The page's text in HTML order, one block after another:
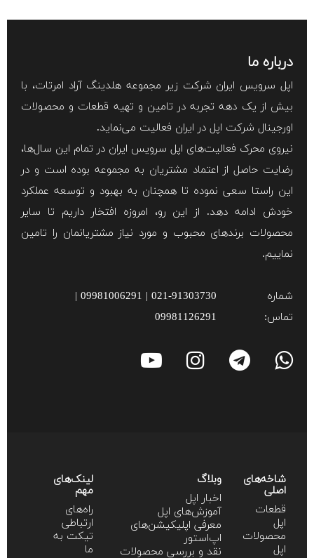
درباره ما
اپل سرویس ایران شرکت زیر مجموعه هلدینگ آراد امرتات، با
بیش از یک دهه تجربه در تامین و تهیه قطعات و محصولات
اورجینال شرکت اپل در ایران فعالیت می‌نماید.
نیروی محرک فعالیت‌های اپل سرویس ایران در تمام این سال‌ها،
رضایت حاصل از اعتماد مشتریان به مجموعه بوده است و در
این راستا سعی نموده تا همچنان به بهبود و توسعه عملکرد
خودش ادامه دهد. از این رو، امروزه افتخار داریم تا سایر
محصولات برند‌های محبوب و مورد نیاز مشتریانمان را تامین
نماییم.
شماره
تماس:
021-91303730 | 09981006291 |
09981126291
شاخه‌های
اصلی
قطعات
اپل
محصولات
اپل
وبلاگ
اخبار اپل
آموزش‌‌های اپل
معرفی اپلیکیشن‌های
اپ‌استور
نقد و بررسی محصولات
لینک‌های
مهم
راه‌های
ارتباطی
تیکت به
ما